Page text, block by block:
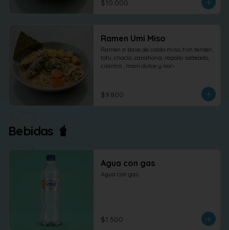
$10.000
Ramen Umi Miso
Ramen a base de caldo miso, fish tender,
tofu, choclo, zanahoria, repollo salteado,
cilantro , maní dulce y nori.
$9.800
Bebidas 🧋
Agua con gas
Agua con gas
$1.500